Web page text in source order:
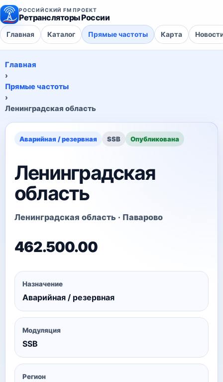
РОССИЙСКИЙ FM ПРОЕКТ
Ретрансляторы России
Главная Каталог Прямые частоты Карта
Главная
›
Прямые частоты
›
Ленинградская область
Аварийная / резервная SSB Опубликована
Ленинградская
область
Ленинградская область · Паварово
462.500.00
Назначение
Аварийная / резервная
Модуляция
SSB
Регион